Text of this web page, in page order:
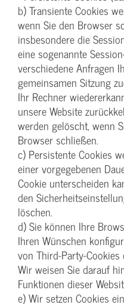
b) Transiente Cookies
wenn Sie den Browser
insbesondere die
eine sogenannte
verschiedene Anfragen
gemeinsamen Sitzung
Ihr Rechner
unsere Website
werden gelöscht, wenn
Browser schließen.
c) Persistente Cookies
einer vorgegebenen
Cookie unterscheiden
den
löschen.
d) Sie können Ihre
Ihren Wünschen
von Third-Party-
Wir weisen Sie darauf
Funktionen dieser
e) Wir setzen Cookies